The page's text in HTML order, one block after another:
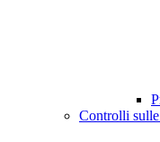
Controlli